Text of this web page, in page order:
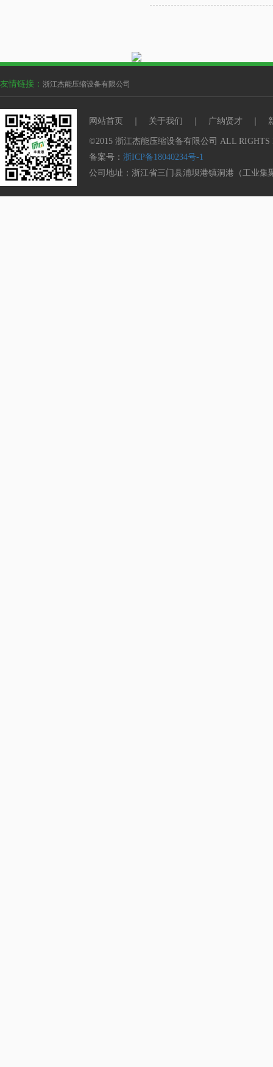
友情链接： 浙江杰能压缩设备有限公司
网站首页 关于我们 广纳贤才
©2015 浙江杰能压缩设备有限公司 ALL RIGHTS
备案号： 浙ICP备18040234号-1
公司地址：浙江省三门县浦坝港镇洞港（工业集